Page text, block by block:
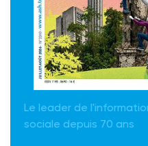
Le leader de
sociale depuis 70 ans